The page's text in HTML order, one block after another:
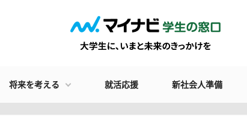
将来を考える 就活応援 新社会人準備